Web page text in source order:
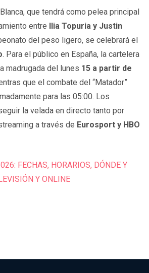
que tendrá como pelea principal
entre
Ilia Topuria y Justin
del peso ligero, se celebrará el
. Para el público en España, la cartelera
madrugada del lunes 15 a partir de
que el combate del “Matador”
para las 05:00. Los
la velada en directo tanto por
a través de Eurosport y HBO
FECHAS, HORARIOS, DÓNDE Y
Y ONLINE